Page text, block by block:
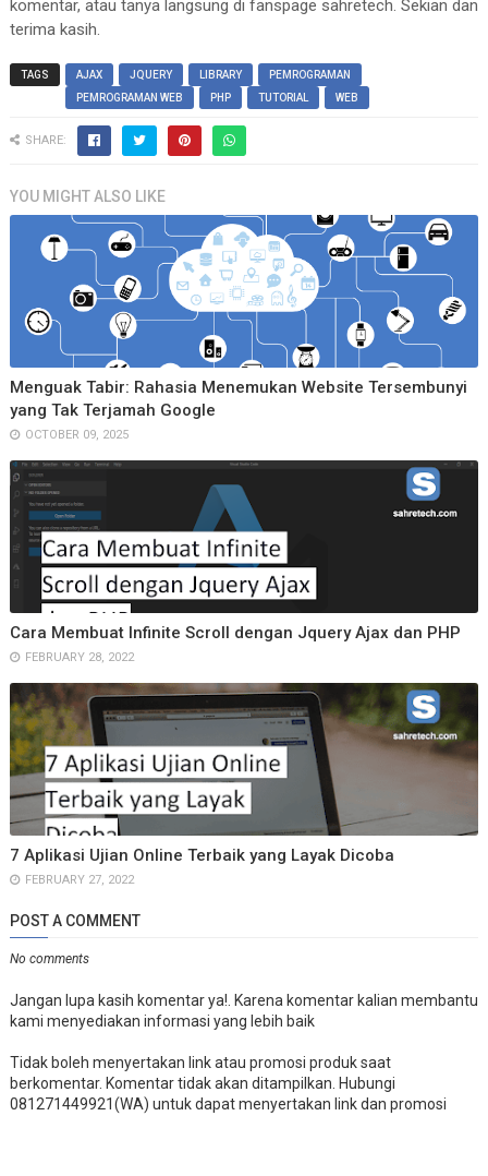
komentar, atau tanya langsung di fanspage sahretech. Sekian dan
terima kasih.
TAGS AJAX JQUERY LIBRARY
PEMROGRAMAN
PEMROGRAMAN WEB
PHP TUTORIAL WEB
SHARE:
YOU MIGHT ALSO LIKE
Menguak Tabir: Rahasia Menemukan Website Tersembunyi
yang Tak Terjamah Google
OCTOBER 09, 2025
Cara Membuat Infinite Scroll dengan Jquery Ajax dan PHP
FEBRUARY 28, 2022
7 Aplikasi Ujian Online Terbaik yang Layak Dicoba
FEBRUARY 27, 2022
POST A COMMENT
No comments
Jangan lupa kasih komentar ya!. Karena komentar kalian membantu
kami menyediakan informasi yang lebih baik
Tidak boleh menyertakan link atau promosi produk saat
berkomentar. Komentar tidak akan ditampilkan. Hubungi
081271449921(WA) untuk dapat menyertakan link dan promosi